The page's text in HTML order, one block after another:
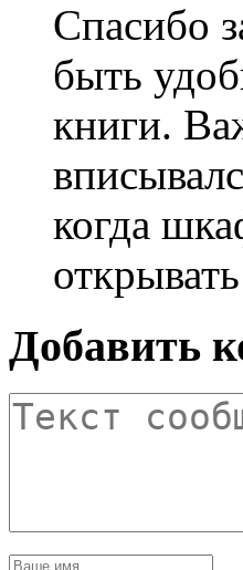
Спасибо
быть
книги.
когда
Добавить